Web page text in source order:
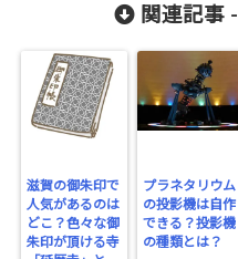
関連記事 -
滋賀の御朱印で
人気があるのは
どこ？色々な御
朱印が頂ける寺
プラネタリウム
の投影機は自作
できる？投影機
の種類とは？